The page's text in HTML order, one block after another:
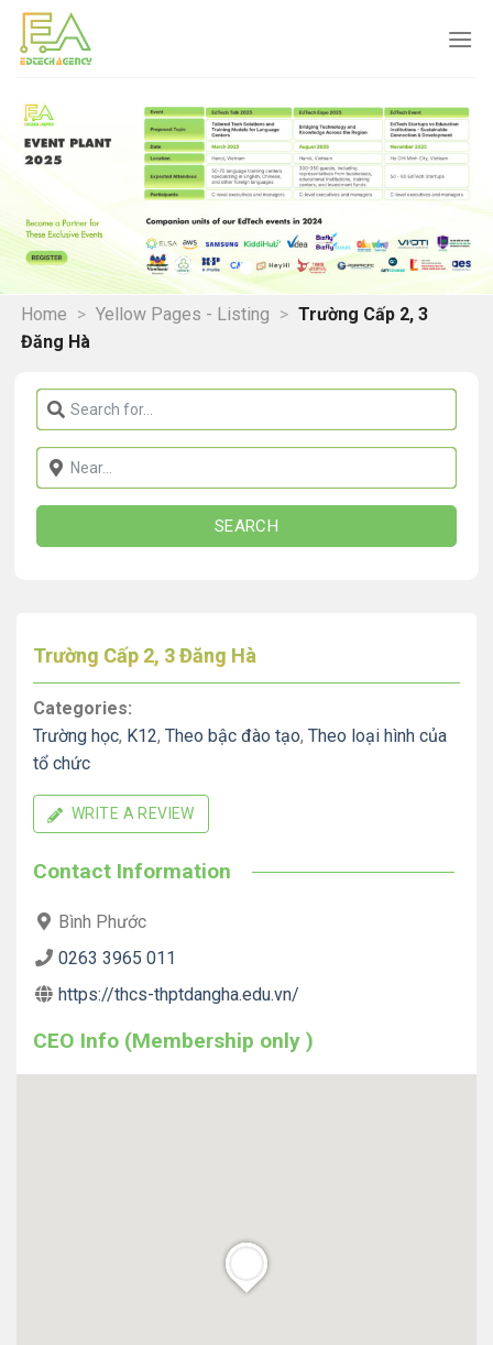
Skip
content
Home > Yellow Pages - Listing > Trường Cấp 2, 3
Đăng Hà
SEARCH
Trường Cấp 2, 3 Đăng Hà
Categories:
Trường học, K12, Theo bậc đào tạo, Theo loại hình của
tổ chức
WRITE A REVIEW
Contact Information
Bình Phước
0263 3965 011
https://thcs-thptdangha.edu.vn/
CEO Info (Membership only )